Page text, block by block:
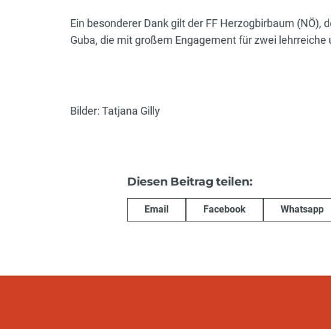
Ein besonderer Dank gilt der FF Herzogbirbaum
Guba, die mit großem Engagement für zwei
Bilder: Tatjana Gilly
Diesen Beitrag teilen:
Email Facebook Whatsapp